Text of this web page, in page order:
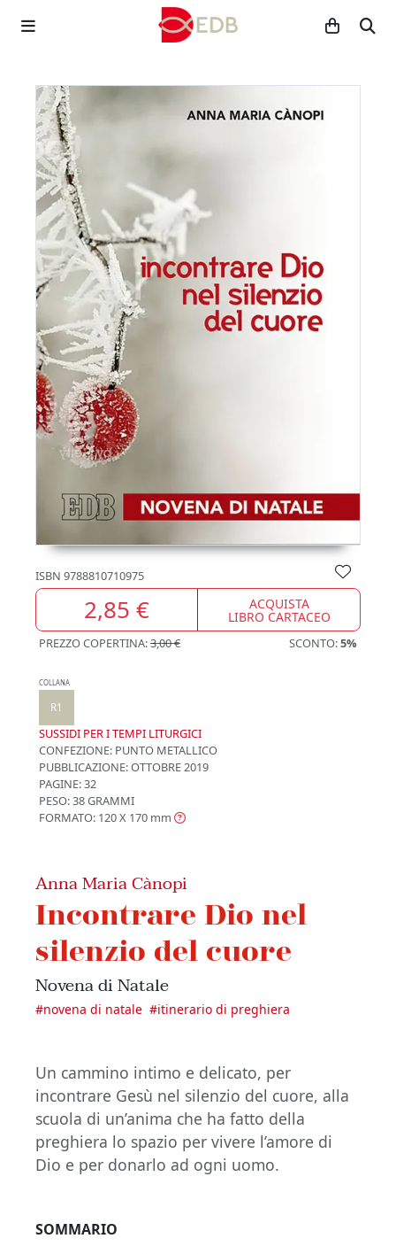
ISBN 9788810710975
2,85 € ACQUISTA
LIBRO CARTACEO
PREZZO COPERTINA:3,00 € SCONTO:5%
COLLANA
R1
SUSSIDI PER I TEMPI LITURGICI
CONFEZIONE: PUNTO METALLICO
PUBBLICAZIONE:OTTOBRE 2019
PAGINE: 32
PESO: 38 GRAMMI
FORMATO: 120 X 170 mm
Anna Maria Cànopi
Incontrare Dio nel
silenzio del cuore
Novena di Natale
#novena di natale #itinerario di preghiera
Un cammino intimo e delicato, per
incontrare Gesù nel silenzio del cuore, alla
scuola di un’anima che ha fatto della
preghiera lo spazio per vivere l’amore di
Dio e per donarlo ad ogni uomo.
SOMMARIO